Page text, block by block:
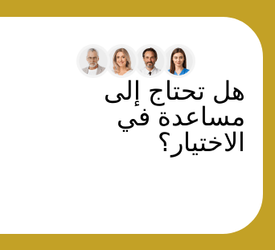
هل تحتاج إلى
مساعدة في
الاختيار؟